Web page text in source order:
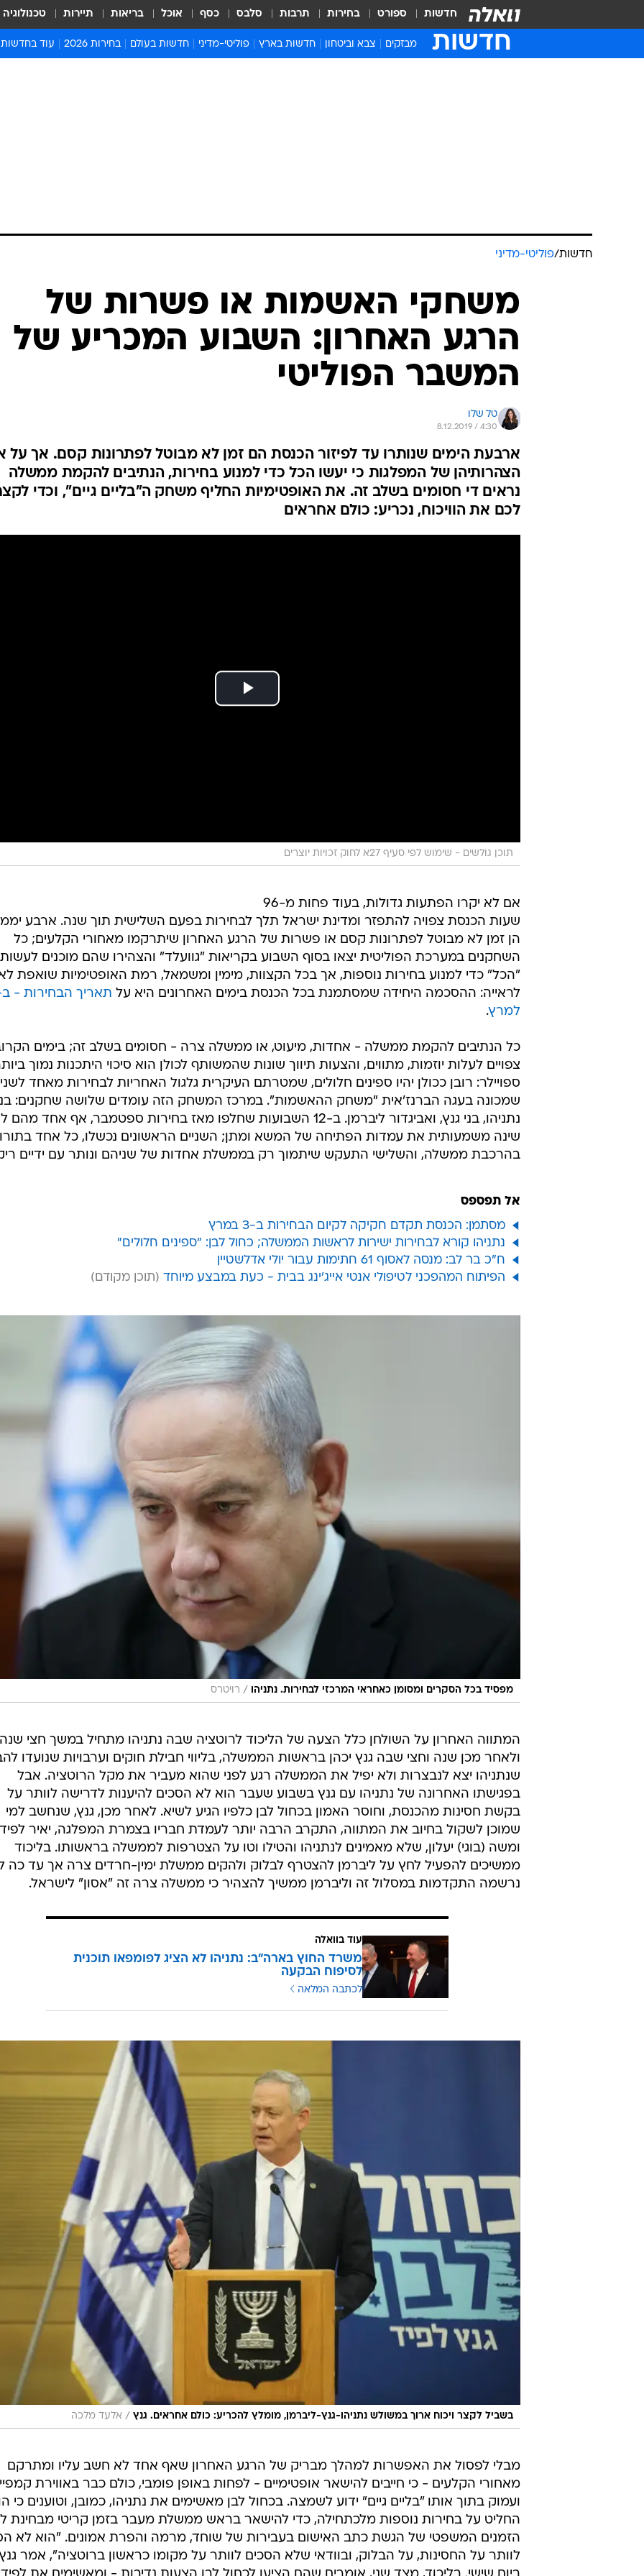
חדשות ספורט בחירות תרבות סלבס כסף אוכל בריאות תיירות טכנולוגיה
חדשות מבזקים צבא וביטחון חדשות בארץ פוליטי-מדיני חדשות בעולם בחירות 2026 עוד בחדשות
חדשות
המייל האדום
חדשות/פוליטי-מדיני
משחקי האשמות או פשרות של
הרגע האחרון: השבוע המכריע של
המשבר הפוליטי
טל שלו
8.12.2019 / 4:30
ארבעת הימים שנותרו עד לפיזור הכנסת הם זמן לא מבוטל לפתרונות קסם. אך על
הצהרותיהן של המפלגות כי יעשו הכל כדי למנוע בחירות, הנתיבים להקמת ממשלה
נראים די חסומים בשלב זה. את האופטימיות החליף משחק ה"בליים גיים", וכדי
לכם את הוויכוח, נכריע: כולם אחראים
תוכן גולשים - שימוש לפי סעיף 27א לחוק זכויות יוצרים
אם לא יקרו הפתעות גדולות, בעוד פחות מ-96
שעות הכנסת צפויה להתפזר ומדינת ישראל תלך לבחירות בפעם השלישית תוך שנה. ארבע
הן זמן לא מבוטל לפתרונות קסם או פשרות של הרגע האחרון שיתרקמו מאחורי הקלעים; כל
השחקנים במערכת הפוליטית יצאו בסוף השבוע בקריאות "גוועלד" והצהירו שהם מוכנים לעשות
"הכל" כדי למנוע בחירות נוספות, אך בכל הקצוות, מימין ומשמאל, רמת האופטימיות שואפת
לראייה: ההסכמה היחידה שמסתמנת בכל הכנסת בימים האחרונים היא על
למרץ.
כל הנתיבים להקמת ממשלה - אחדות, מיעוט, או ממשלה צרה - חסומים בשלב זה; בימים
צפויים לעלות יוזמות, מתווים, והצעות תיווך שונות שהמשותף לכולן הוא סיכוי היתכנות נמוך
ספויילר: רובן ככולן יהיו ספינים חלולים, שמטרתם העיקרית גלגול האחריות לבחירות מאחד
שמכונה בעגה הברנז'אית "משחק ההאשמות". במרכז המשחק הזה עומדים שלושה שחקנים:
נתניהו, בני גנץ, ואביגדור ליברמן. ב-12 השבועות שחלפו מאז בחירות ספטמבר, אף אחד מהם
שינה משמעותית את עמדות הפתיחה של המשא ומתן; השניים הראשונים נכשלו, כל אחד
בהרכבת ממשלה, והשלישי התעקש שיתמוך רק בממשלת אחדות של שניהם ונותר עם ידיים
אל תפספס
מסתמן: הכנסת תקדם חקיקה לקיום הבחירות ב-3 במרץ
נתניהו קורא לבחירות ישירות לראשות הממשלה; כחול לבן: "ספינים חלולים"
ח"כ בר לב: מנסה לאסוף 61 חתימות עבור יולי אדלשטיין
הפיתוח המהפכני לטיפולי אנטי אייג'ינג בבית - כעת במבצע מיוחד
מפסיד בכל הסקרים ומסומן כאחראי המרכזי לבחירות. נתניהו / רויטרס
המתווה האחרון על השולחן כלל הצעה של הליכוד לרוטציה שבה נתניהו מתחיל במשך חצי
ולאחר מכן שנה וחצי שבה גנץ יכהן בראשות הממשלה, בליווי חבילת חוקים וערבויות שנועדו
שנתניהו יצא לנבצרות ולא יפיל את הממשלה רגע לפני שהוא מעביר את מקל הרוטציה. אבל
בפגישתו האחרונה של נתניהו עם גנץ בשבוע שעבר הוא לא הסכים להיענות לדרישה לוותר על
בקשת חסינות מהכנסת, וחוסר האמון בכחול לבן כלפיו הגיע לשיא. לאחר מכן, גנץ, שנחשב למי
שמוכן לשקול בחיוב את המתווה, התקרב הרבה יותר לעמדת חבריו בצמרת המפלגה, יאיר לפיד
ומשה (בוגי) יעלון, שלא מאמינים לנתניהו והטילו וטו על הצטרפות לממשלה בראשותו. בליכוד
ממשיכים להפעיל לחץ על ליברמן להצטרף לבלוק ולהקים ממשלת ימין-חרדים צרה אך עד כה
נרשמה התקדמות במסלול זה וליברמן ממשיך להצהיר כי ממשלה צרה זה "אסון" לישראל.
עוד בוואלה
משרד החוץ בארה"ב: נתניהו לא הציג לפומפאו תוכנית
לסיפוח הבקעה
לכתבה המלאה
בשביל לקצר ויכוח ארוך במשולש נתניהו-גנץ-ליברמן, מומלץ להכריע: כולם אחראים. גנץ / אלעד מלכה
מבלי לפסול את האפשרות למהלך מבריק של הרגע האחרון שאף אחד לא חשב עליו ומתרקם
מאחורי הקלעים - כי חייבים להישאר אופטימיים - לפחות באופן פומבי, כולם כבר באווירת
ועמוק בתוך אותו "בליים גיים" ידוע לשמצה. בכחול לבן מאשימים את נתניהו, כמובן, וטוענים כי
החליט על בחירות נוספות מלכתחילה, כדי להישאר בראש ממשלת מעבר בזמן קריטי מבחינת
הזמנים המשפטי של הגשת כתב האישום בעבירות של שוחד, מרמה והפרת אמונים. "הוא לא
לוותר על החסינות, על הבלוק, ובוודאי שלא הסכים לוותר על מקומו כראשון ברוטציה", אמר